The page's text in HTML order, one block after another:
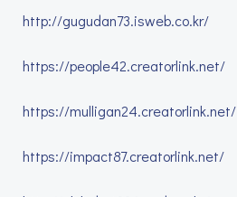
http://gugudan73.isweb.co.kr/
https://people42.creatorlink.net/
https://mulligan24.creatorlink.net/
https://impact87.creatorlink.net/